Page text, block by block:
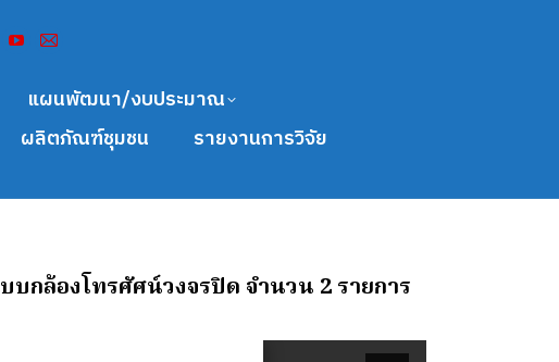
แผนพัฒนา/งบประมาณ
ผลิตภัณฑ์ชุมชน
รายงานการวิจัย
บกล้องโทรศัศน์วงจรปิด จำนวน 2 รายการ